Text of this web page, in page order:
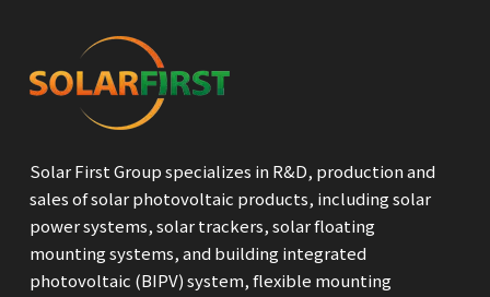
Solar First Group specializes in R&D, production and
sales of solar photovoltaic products, including solar
power systems, solar trackers, solar floating
mounting systems, and building integrated
photovoltaic (BIPV) system, flexible mounting